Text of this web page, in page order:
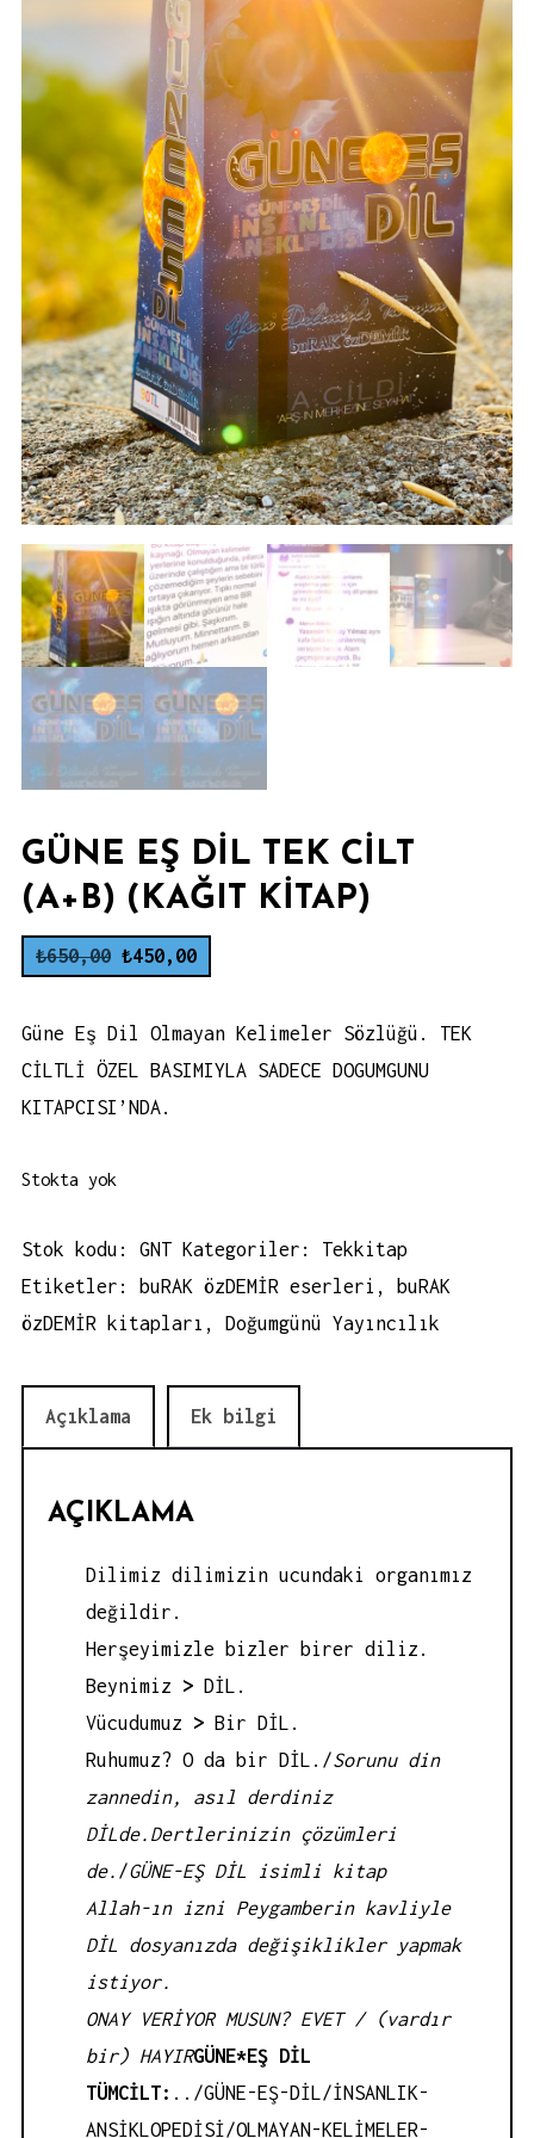
GÜNE EŞ DIL TEK CILT
(A+B) (KAĞIT KITAP)
₺650,00 Orijinal
₺650,00.
₺450,00Şu
fiyat:
₺450,00.
Güne Eş Dil Olmayan Kelimeler Sözlüğü. TEK
CİLTLİ ÖZEL BASIMIYLA SADECE DOGUMGUNU
KITAPCISI’NDA.
Stokta yok
Stok kodu: GNT Kategoriler: Tekkitap
Etiketler:
buRAK özDEMİR eserleri ,
buRAK
özDEMİR kitapları , Doğumgünü Yayıncılık
Açıklama Ek bilgi
AÇIKLAMA
Dilimiz dilimizin ucundaki organımız
değildir.
Herşeyimizle bizler birer diliz.
Beynimiz >DİL.
Vücudumuz >Bir DİL.
Ruhumuz? O da bir DİL./Sorunu din
zannedin, asıl derdiniz
DİLde. Dertlerinizin çözümleri
de. /GÜNE-EŞ DİL isimli kitap
Allah-ın izni Peygamberin kavliyle
DİL dosyanızda değişiklikler yapmak
istiyor.
ONAY VERİYOR MUSUN? EVET / (vardır
bir) HAYIRGÜNE*EŞ DİL
TÜMCİLT:
../GÜNE-EŞ-DİL/İNSANLIK-
ANSİKLOPEDİSİ/OLMAYAN-KELİMELER-